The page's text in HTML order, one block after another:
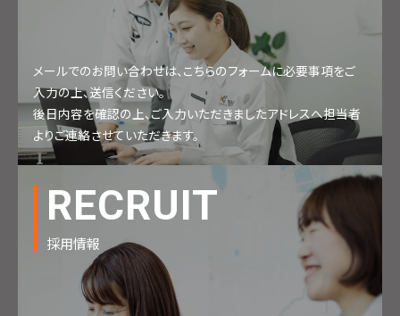
メールでのお問い合わせは、こちらのフォームに必要事項をご
入力の上、送信ください。
後日内容を確認の上、ご入力いただきましたアドレスへ担当者
よりご連絡させていただきます。
RECRUIT
採用情報